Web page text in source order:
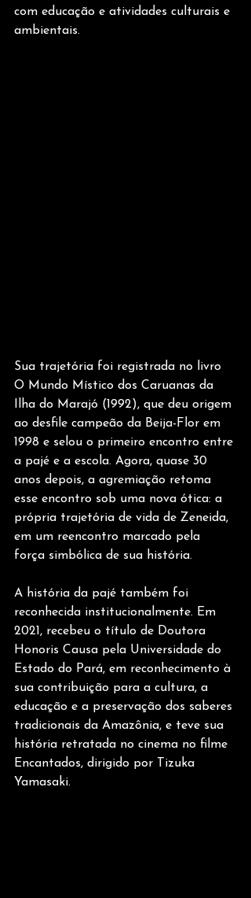
com educação e atividades culturais e
ambientais.
Sua trajetória foi registrada no livro
O Mundo Místico dos Caruanas da
Ilha do Marajó (1992), que deu origem
ao desfile campeão da Beija-Flor em
1998 e selou o primeiro encontro entre
a pajé e a escola. Agora, quase 30
anos depois, a agremiação retoma
esse encontro sob uma nova ótica: a
própria trajetória de vida de Zeneida,
em um reencontro marcado pela
força simbólica de sua história.
A história da pajé também foi
reconhecida institucionalmente. Em
2021, recebeu o título de Doutora
Honoris Causa pela Universidade do
Estado do Pará, em reconhecimento à
sua contribuição para a cultura, a
educação e a preservação dos saberes
tradicionais da Amazônia, e teve sua
história retratada no cinema no filme
Encantados, dirigido por Tizuka
Yamasaki.